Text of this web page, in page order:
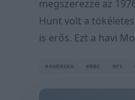
megszerezze az
Hunt volt a
is erős. Ezt a havi
#AMERIKA #BBC #F1